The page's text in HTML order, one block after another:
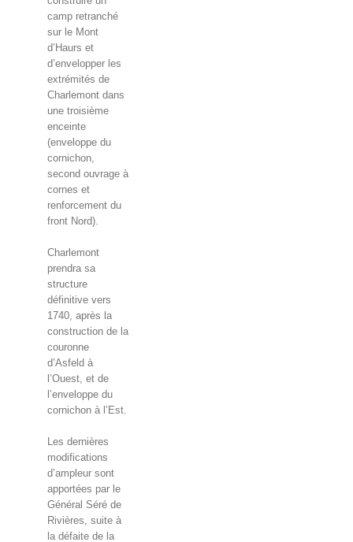
camp retranché
sur le Mont
d’Haurs et
d’envelopper les
extrémités de
Charlemont dans
une troisième
enceinte
(enveloppe du
cornichon,
second ouvrage à
cornes et
renforcement du
front Nord).
Charlemont
prendra sa
structure
définitive vers
1740, après la
construction de la
couronne
d’Asfeld à
l’Ouest, et de
l’enveloppe du
cornichon à l’Est.
Les dernières
modifications
d’ampleur sont
apportées par le
Général Séré de
Rivières, suite à
la défaite de la